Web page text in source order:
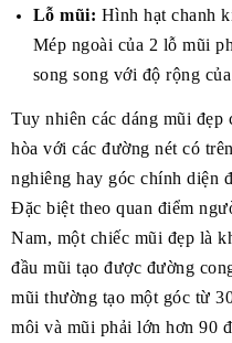
Lỗ mũi: Hình hạt chanh
Mép ngoài của 2 lỗ mũi
song song với độ rộng
Tuy nhiên các dáng mũi đẹp
hòa với các đường nét có
nghiêng hay góc chính diện
Đặc biệt theo quan điểm
Nam, một chiếc mũi đẹp là
đầu mũi tạo được đường
mũi thường tạo một góc từ
môi và mũi phải lớn hơn 90